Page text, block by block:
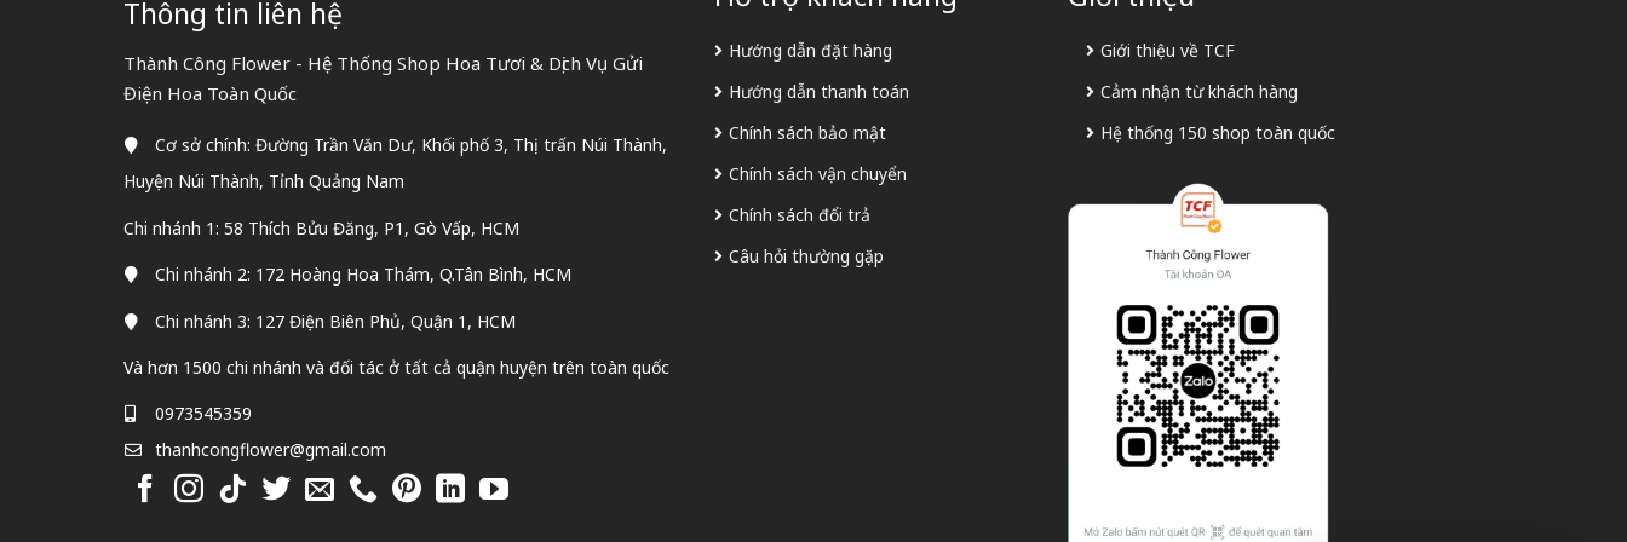
Thông tin liên hệ
Thành Công Flower - Hệ Thống Shop Hoa Tươi & Dịch Vụ Gửi
Điện Hoa Toàn Quốc
Cơ sở chính: Đường Trần Văn Dư, Khối phố 3, Thị trấn Núi Thành,
Huyện Núi Thành, Tỉnh Quảng Nam
Chi nhánh 1: 58 Thích Bửu Đăng, P1, Gò Vấp, HCM
Chi nhánh 2: 172 Hoàng Hoa Thám, Q.Tân Bình, HCM
Chi nhánh 3: 127 Điện Biên Phủ, Quận 1, HCM
Và hơn 1500 chi nhánh và đối tác ở tất cả quận huyện trên toàn quốc
0973545359
thanhcongflower@gmail.com
Hướng dẫn đặt hàng
Hướng dẫn thanh toán
Chính sách bảo mật
Chính sách vận chuyển
Chính sách đổi trả
Câu hỏi thường gặp
Giới thiệu về TCF
Cảm nhận từ khách hàng
Hệ thống 150 shop toàn quốc